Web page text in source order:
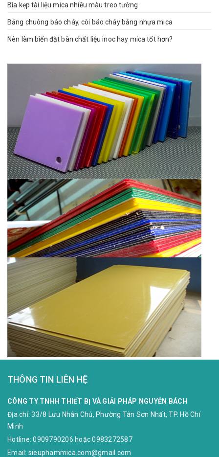
Bìa kẹp tài liệu mica nhiều màu treo tường
Bảng chuông báo cháy, còi báo cháy bằng nhựa mica
Nên làm biển đặt bàn chất liệu inoc hay mica tốt hơn?
THÔNG TIN LIÊN HỆ
CÔNG TY TNHH THIẾT BỊ VÀ GIẢI PHÁP NGUYỄN BÁCH
Địa chỉ:33/8 Lưu Nhân Chú, Phường Tân Sơn Nhất, TP. Hồ Chí
Minh
Hotline:0909790206 hoặc0983272587
Email: sieuphammica.com@gmail.com